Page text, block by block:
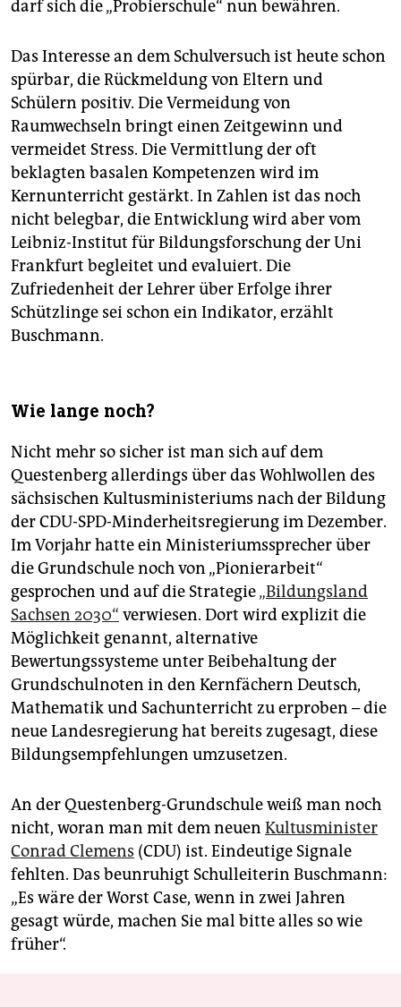
darf sich die „Probierschule“ nun bewähren.
Das Interesse an dem Schulversuch ist heute schon
spürbar, die Rückmeldung von Eltern und
Schülern positiv. Die Vermeidung von
Raumwechseln bringt einen Zeitgewinn und
vermeidet Stress. Die Vermittlung der oft
beklagten basalen Kompetenzen wird im
Kernunterricht gestärkt. In Zahlen ist das noch
nicht belegbar, die Entwicklung wird aber vom
Leibniz-Institut für Bildungsforschung der Uni
Frankfurt begleitet und evaluiert. Die
Zufriedenheit der Lehrer über Erfolge ihrer
Schützlinge sei schon ein Indikator, erzählt
Buschmann.
Wie lange noch?
Nicht mehr so sicher ist man sich auf dem
Questenberg allerdings über das Wohlwollen des
sächsischen Kultusministeriums nach der Bildung
der CDU-SPD-Minderheitsregierung im Dezember.
Im Vorjahr hatte ein Ministeriumssprecher über
die Grundschule noch von „Pionierarbeit“
gesprochen und auf die Strategie„Bildungsland
Sachsen 2030“ verwiesen. Dort wird explizit die
Möglichkeit genannt, alternative
Bewertungssysteme unter Beibehaltung der
Grundschulnoten in den Kernfächern Deutsch,
Mathematik und Sachunterricht zu erproben – die
neue Landesregierung hat bereits zugesagt, diese
Bildungsempfehlungen umzusetzen.
An der Questenberg-Grundschule weiß man noch
nicht, woran man mit dem neuen Kultusminister
Conrad Clemens (CDU) ist. Eindeutige Signale
fehlten. Das beunruhigt Schulleiterin Buschmann:
„Es wäre der Worst Case, wenn in zwei Jahren
gesagt würde, machen Sie mal bitte alles so wie
früher“.